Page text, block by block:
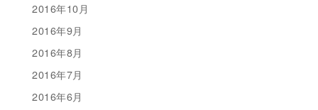
2016年10月
2016年9月
2016年8月
2016年7月
2016年6月